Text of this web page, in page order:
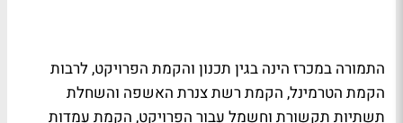
התמורה במכרז הינה בגין תכנון והקמת הפרויקט, לרבות
הקמת הטרמינל, הקמת רשת צנרת האשפה והשחלת
תשתיות תקשורת וחשמל עבור הפרויקט, הקמת עמדות